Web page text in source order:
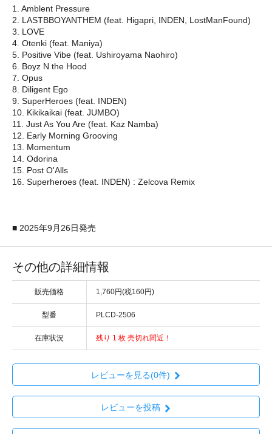
1. Amblent Pressure
2. LASTBBOYANTHEM (feat. Higapri, INDEN, LostManFound)
3. LOVE
4. Otenki (feat. Maniya)
5. Positive Vibe (feat. Ushiroyama Naohiro)
6. Boyz N the Hood
7. Opus
8. Diligent Ego
9. SuperHeroes (feat. INDEN)
10. Kikikaikai (feat. JUMBO)
11. Just As You Are (feat. Kaz Namba)
12. Early Morning Grooving
13. Momentum
14. Odorina
15. Post O'Alls
16. Superheroes (feat. INDEN) : Zelcova Remix
■ 2025年9月26日発売
その他の詳細情報
販売価格 1,760円(税160円)
型番 PLCD-2506
在庫状況 残り 1 枚 売切れ間近！
レビューを見る(0件)
レビューを投稿